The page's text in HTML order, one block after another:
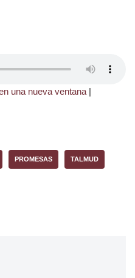
una nueva ventana |
PROMESAS TALMUD